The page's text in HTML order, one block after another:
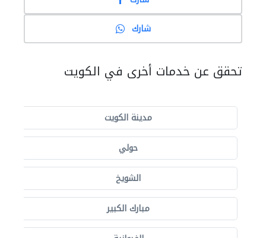
شارك
تحقق عن خدمات أخرى في الكويت
مدينة الكويت
حولي
الشويخ
مبارك الكبير